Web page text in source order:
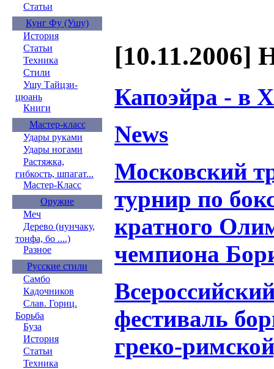
Статьи
Кунг Фу (Ушу)
История
Статьи
Техника
Стили
Ушу Тайцзи-
цюань
Книги
Мастер-класс
Удары руками
Удары ногами
Растяжка,
гибкость, шпагат...
Мастер-Класс
Оружие
Меч
Дерево (нунчаку,
тонфа, бо ....)
Разное
Русские стили
Самбо
Кадочников
Слав. Гориц.
Борьба
Буза
История
Статьи
Техника
[10.11.2006]
Капоэйра - в
News
Московский
турнир по
кратного
чемпиона
фестиваль
греко-